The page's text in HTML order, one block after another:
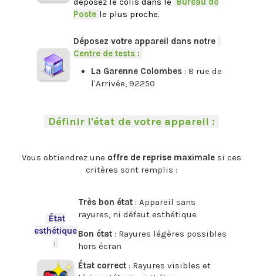
Poste le plus proche.
Déposez votre appareil dans notre
Centre de tests :
La Garenne Colombes : 8 rue de
l'Arrivée, 92250
Définir l'état de votre appareil :
Vous obtiendrez une offre de reprise maximale si ces
critères sont remplis :
État
esthétique
:
Très bon état : Appareil sans
rayures, ni défaut esthétique
Bon état : Rayures légères possibles
hors écran
État correct : Rayures visibles et